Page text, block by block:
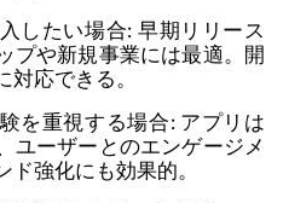
したい場合: 早期リリース
プや新規事業には最適。開
対応できる。
を重視する場合:アプリは
ユーザーとのエンゲージメ
ド強化にも効果的。